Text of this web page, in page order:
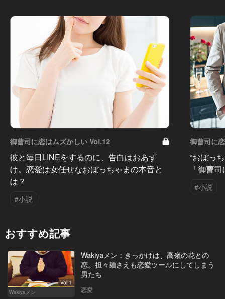
御曹司に恋はムズかしい Vol.12
彼と毎日LINEをするのに、告白はおあず
け。恋愛は女任せなおぼっちゃまの本音と
は？
#小説
御曹司に
“おぼっ
「御曹
#小説
おすすめ記事
Vol.1
Wakiyaメン
Wakiyaメン：きっかけは、高嶺の花との
恋。担々麺さえも恋愛ツールにしてしまう
男たち
恋愛